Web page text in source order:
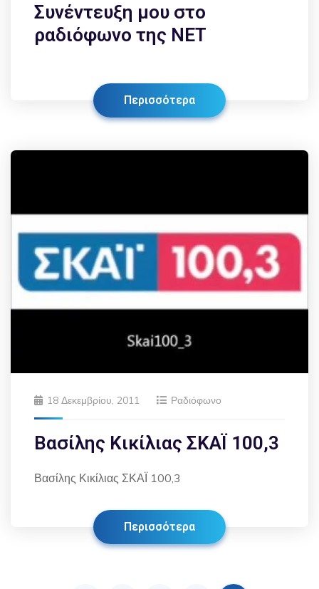
Συνέντευξη μου στο
ραδιόφωνο της ΝΕΤ
Περισσότερα
18 Δεκεμβρίου, 2011 Ραδιόφωνο
Βασίλης Κικίλιας ΣΚΑΪ 100,3
Βασίλης Κικίλιας ΣΚΑΪ 100,3
Περισσότερα